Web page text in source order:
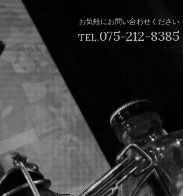
お気軽にお問い合わせください
TEL.075-212-8385